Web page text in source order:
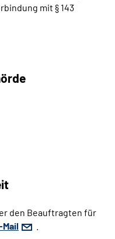
mit § 143
den Beauftragten für
Mail